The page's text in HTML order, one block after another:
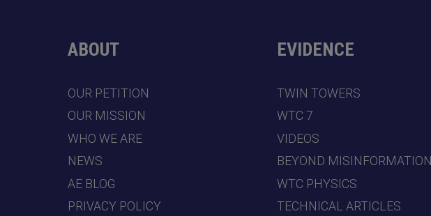
ABOUT
OUR PETITION
OUR MISSION
WHO WE ARE
NEWS
AE BLOG
PRIVACY POLICY
EVIDENCE
TWIN TOWERS
WTC 7
VIDEOS
BEYOND MISINFORMATION
WTC PHYSICS
TECHNICAL ARTICLES